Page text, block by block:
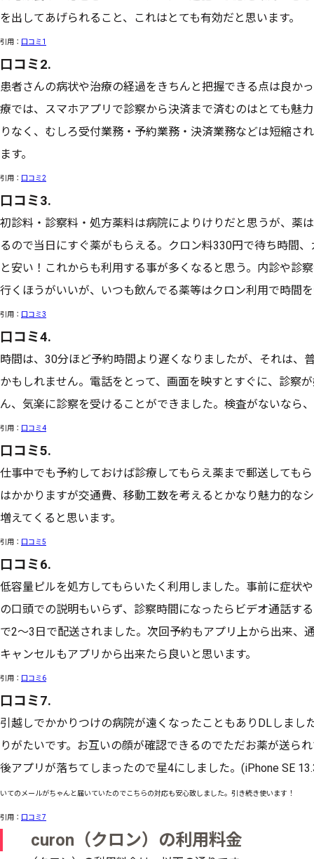
を出してあげられること、これはとても有効だと思います。
引用： 口コミ1
口コミ2.
患者さんの病状や治療の経過をきちんと把握できる点は良か
療では、スマホアプリで診察から決済まで済むのはとても魅
りなく、むしろ受付業務・予約業務・決済業務などは短縮さ
ます。
引用： 口コミ2
口コミ3.
初診料・診察料・処方薬料は病院によりけりだと思うが、薬
るので当日にすぐ薬がもらえる。クロン料330円で待ち時間
と安い！これからも利用する事が多くなると思う。内診や診
行くほうがいいが、いつも飲んでる薬等はクロン利用で時間
引用： 口コミ3
口コミ4.
時間は、30分ほど予約時間より遅くなりましたが、それは、
かもしれません。電話をとって、画面を映すとすぐに、診察
ん、気楽に診察を受けることができました。検査がないなら
引用： 口コミ4
口コミ5.
仕事中でも予約しておけば診療してもらえ薬まで郵送しても
はかかりますが交通費、移動工数を考えるとかなり魅力的な
増えてくると思います。
引用： 口コミ5
口コミ6.
低容量ピルを処方してもらいたく利用しました。事前に症状
の口頭での説明もいらず、診察時間になったらビデオ通話す
で2〜3日で配送されました。次回予約もアプリ上から出来、
キャンセルもアプリから出来たら良いと思います。
引用： 口コミ6
口コミ7.
引越しでかかりつけの病院が遠くなったこともありDLしまし
りがたいです。お互いの顔が確認できるのでただお薬が送ら
後アプリが落ちてしまったので星4にしました。(iPhone SE
いてのメールがちゃんと届いていたのでこちらの対応も安心致しました。引き続き使います！
引用： 口コミ7
curon（クロン）の利用料金